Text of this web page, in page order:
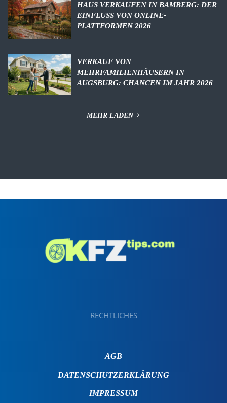
HAUS VERKAUFEN IN BAMBERG: DER
EINFLUSS VON ONLINE-
PLATTFORMEN 2026
VERKAUF VON
MEHRFAMILIENHÄUSERN IN
AUGSBURG: CHANCEN IM JAHR 2026
MEHR LADEN
RECHTLICHES
AGB
DATENSCHUTZERKLÄRUNG
IMPRESSUM